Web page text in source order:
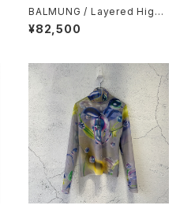
BALMUNG / Layered High
Neck Big Hoodie (AIR-C) /
Grey / size XL
¥82,500